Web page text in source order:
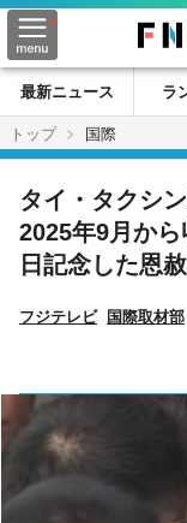
最新ニュース ラ
トップ
国際
タイ・タクシ
2025年9月か
日記念した恩
フジテレビ 国際取材部